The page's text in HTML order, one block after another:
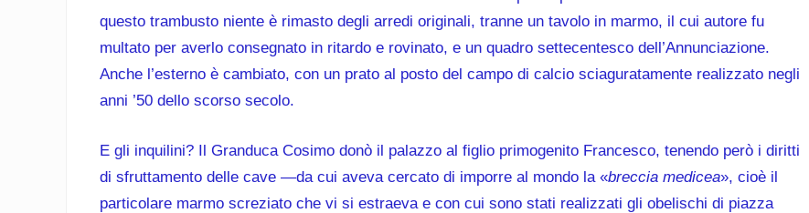
questo trambusto niente è rimasto degli arredi originali, tranne un tavolo in marmo, il cui autore fu
multato per averlo consegnato in ritardo e rovinato, e un quadro settecentesco dell’Annunciazione.
Anche l’esterno è cambiato, con un prato al posto del campo di calcio sciaguratamente realizzato negli
anni ’50 dello scorso secolo.
E gli inquilini? Il Granduca Cosimo donò il palazzo al figlio primogenito Francesco, tenendo però i diritti
di sfruttamento delle cave —da cui aveva cercato di imporre al mondo la «breccia medicea», cioè il
particolare marmo screziato che vi si estraeva e con cui sono stati realizzati gli obelischi di piazza